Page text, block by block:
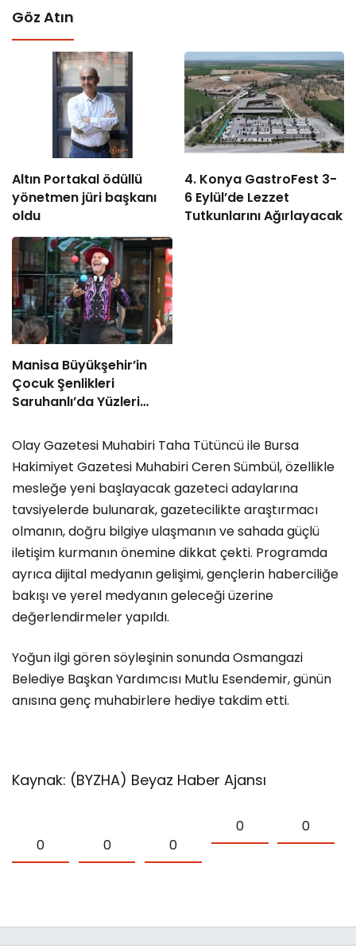
Göz Atın
Altın Portakal ödüllü
yönetmen jüri başkanı
oldu
4. Konya GastroFest 3-
6 Eylül’de Lezzet
Tutkunlarını Ağırlayacak
Manisa Büyükşehir’in
Çocuk Şenlikleri
Saruhanlı’da Yüzleri
Olay Gazetesi Muhabiri Taha Tütüncü ile Bursa
Hakimiyet Gazetesi Muhabiri Ceren Sümbül, özellikle
mesleğe yeni başlayacak gazeteci adaylarına
tavsiyelerde bulunarak, gazetecilikte araştırmacı
olmanın, doğru bilgiye ulaşmanın ve sahada güçlü
iletişim kurmanın önemine dikkat çekti. Programda
ayrıca dijital medyanın gelişimi, gençlerin haberciliğe
bakışı ve yerel medyanın geleceği üzerine
değerlendirmeler yapıldı.
Yoğun ilgi gören söyleşinin sonunda Osmangazi
Belediye Başkan Yardımcısı Mutlu Esendemir, günün
anısına genç muhabirlere hediye takdim etti.
Kaynak: (BYZHA) Beyaz Haber Ajansı
0 0 0
0 0